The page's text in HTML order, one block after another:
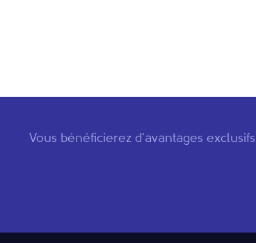
Vous bénéficierez d'avantages exclusifs